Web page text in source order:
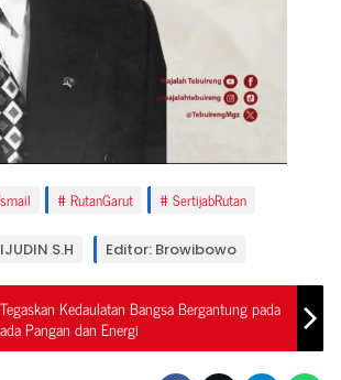
RutanGarut SertijabRutan
S.H Editor: Browibowo
Kedaulatan Bangsa Bergantung pada
Pangan dan Energi